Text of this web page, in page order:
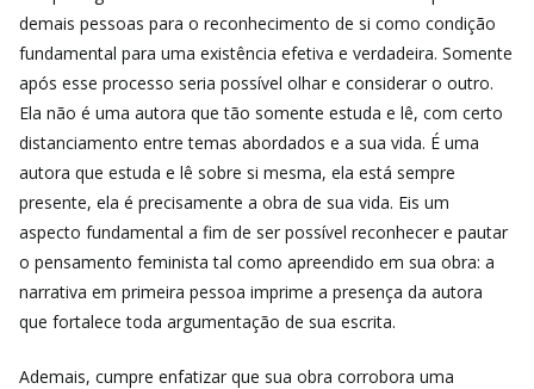
demais pessoas para o reconhecimento de si como condição
fundamental para uma existência efetiva e verdadeira. Somente
após esse processo seria possível olhar e considerar o outro.
Ela não é uma autora que tão somente estuda e lê, com certo
distanciamento entre temas abordados e a sua vida. É uma
autora que estuda e lê sobre si mesma, ela está sempre
presente, ela é precisamente a obra de sua vida. Eis um
aspecto fundamental a fim de ser possível reconhecer e pautar
o pensamento feminista tal como apreendido em sua obra: a
narrativa em primeira pessoa imprime a presença da autora
que fortalece toda argumentação de sua escrita.
Ademais, cumpre enfatizar que sua obra corrobora uma